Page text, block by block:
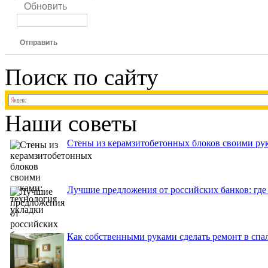
Обновить
Отправить
Поиск по сайту
Наши советы
Стены из керамзитобетонных блоков своими
Лучшие предложения от российских банков:
Как собственными руками сделать ремонт в